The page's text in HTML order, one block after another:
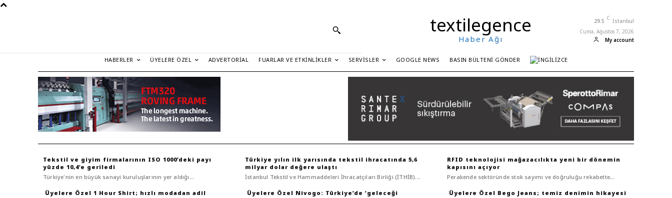
textilegence
Haber Ağı
29.5 C İstanbul
Cuma, Ağustos 7, 2026
My account
HABERLER ÜYELERE ÖZEL ADVERTORIAL FUARLAR VE ETKINLIKLER SERVISLER GOOGLE NEWS BASIN BÜLTENI GÖNDER
Tekstil ve giyim firmalarının ISO 1000’deki payı
yüzde 10,4’e geriledi
Türkiye'nin en büyük sanayi kuruluşlarının yer aldığı...
Türkiye yılın ilk yarısında tekstil ihracatında 5,6
milyar dolar değere ulaştı
İstanbul Tekstil ve Hammaddeleri İhracatçıları Birliği (İTHİB)...
RFID teknolojisi mağazacılıkta yeni bir dönemin
kapısını açıyor
Perakende sektöründe stok sayımı ve doğruluğu rekabette...
1 Hour Shirt; hızlı modadan adil
Nivogo: Türkiye’de ‘geleceği
Bego Jeans; temiz denimin hikayesi